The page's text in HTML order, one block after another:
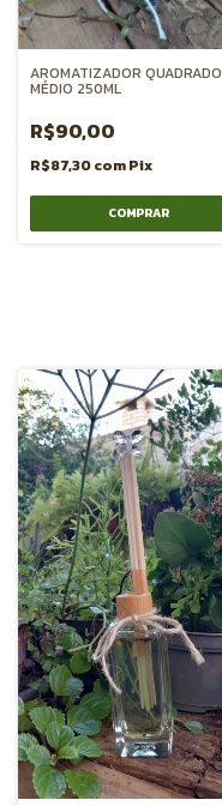
AROMATIZADOR QUADRADO
MÉDIO 250ML
R$90,00
R$87,30comPix